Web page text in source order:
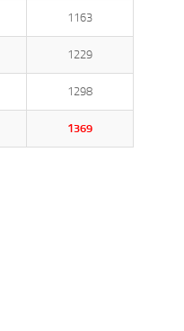
1163
1229
1298
1369